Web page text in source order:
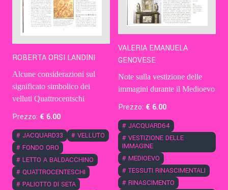
ROBERTA ORSI LANDINI
Alcune considerazioni sul
significato simbolico dei
velluti Quattrocentschi
Prezzo: € 6.00
# JACQUARD33 # VELLUTO
# FONDO ORO
# LETTO A BALDACCHINO
# QUATTROCENTESCHI
# PALIOTTO DI SETA
VALERIA EMANUELA
GENOVESE
Note sulla vestizione delle
immagini durante il Medioevo
Prezzo: € 6.00
# JACQUARD64
# VESTIZIONE DELLE
IMMAGINE
# MEDIOEVO
# TESSUTI RINASCIMENTALI
# RINASCIMENTO